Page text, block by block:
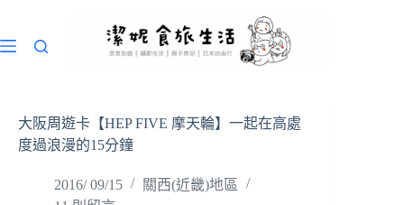
主
大阪周遊卡【HEP FIVE 摩天輪】一起在高處
度過浪漫的15分鐘
2016/ 09/15
關西(近畿)地區